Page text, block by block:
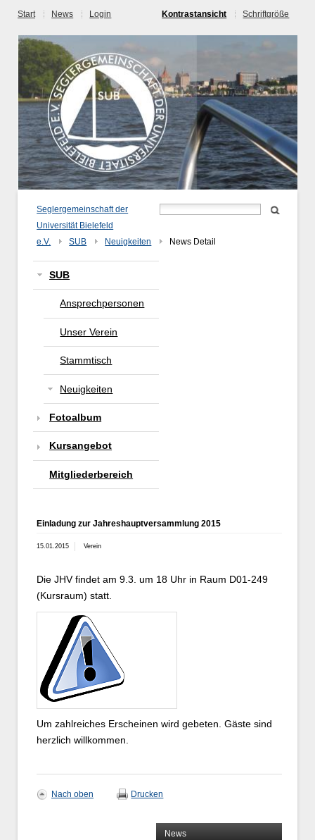
Start News Login Kontrastansicht Schriftgröße
Seglergemeinschaft der
Universität Bielefeld
e.V.
SUB Neuigkeiten News Detail
SUB
Ansprechpersonen
Unser Verein
Stammtisch
Neuigkeiten
Fotoalbum
Kursangebot
Mitgliederbereich
Einladung zur Jahreshauptversammlung 2015
15.01.2015 Verein
Die JHV findet am 9.3. um 18 Uhr in Raum D01-249
(Kursraum) statt.
Um zahlreiches Erscheinen wird gebeten. Gäste sind
herzlich willkommen.
Nach oben Drucken
News